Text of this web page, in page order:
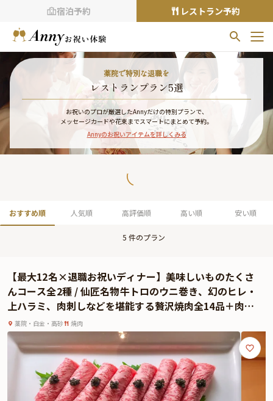
宿泊予約 レストラン予約
お気に入りプラン
お気に入りの登録がありません
プランの をクリックすることで
お気に入りに追加できます。
閲覧履歴
過去に見たお店が最大10件まで表示されます。
TOP
よくあるご質問
お問い合わせ
薬院で特別な退職を
レストランプラン5選
お祝いのプロが厳選したAnnyだけの特別プランで、
メッセージカードや花束までスマートにまとめて予約。
Annyのお祝いアイテムを詳しくみる
おすすめ順 人気順 高評価順 高い順 安い順
5 件のプラン
【最大12名×退職お祝いディナー】美味しいものたくさ
んコース全2種 / 仙匠名物牛トロのウニ巻き、幻のヒレ・
上ハラミ、肉刺しなどを堪能する贅沢焼肉全14品＋肉プ
レート★福岡・白金の名店でとっておきの時間を
薬院・白金・高砂 焼肉